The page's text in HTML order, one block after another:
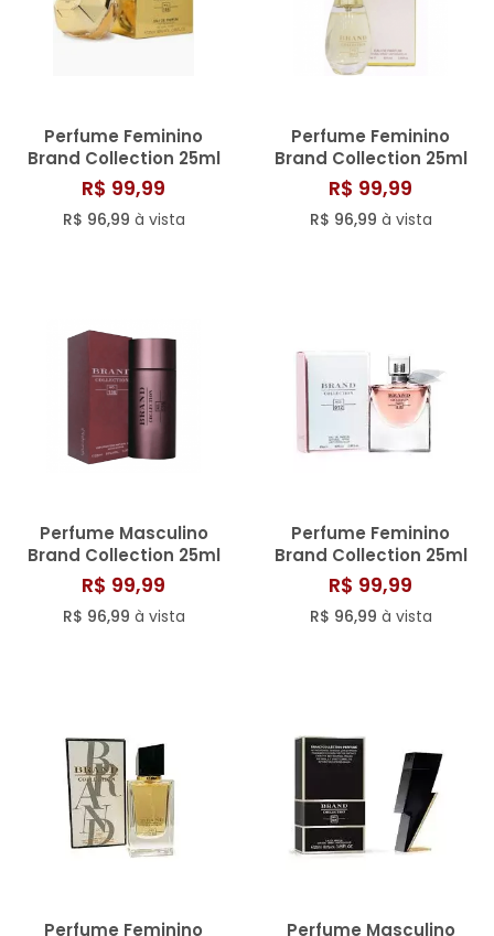
Perfume Feminino
Brand Collection 25ml
N° 105/807
R$ 99,99
R$ 96,99 à vista
Perfume Feminino
Brand Collection 25ml
N° 007/801
R$ 99,99
R$ 96,99 à vista
Perfume Masculino
Brand Collection 25ml
N° 156
R$ 99,99
R$ 96,99 à vista
Perfume Feminino
Brand Collection 25ml
N° 012/ 806
R$ 99,99
R$ 96,99 à vista
Perfume Feminino
Perfume Masculino